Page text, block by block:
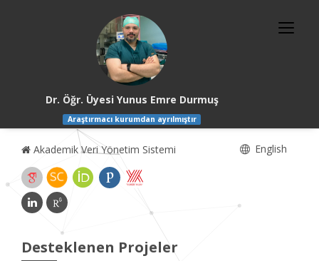
Dr. Öğr. Üyesi Yunus Emre Durmuş
Araştırmacı kurumdan ayrılmıştır
Akademik Veri Yönetim Sistemi English
Desteklenen Projeler